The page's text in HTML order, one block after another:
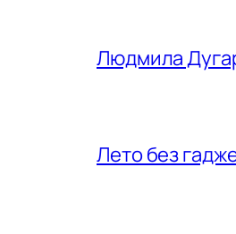
Людмила
Лето без